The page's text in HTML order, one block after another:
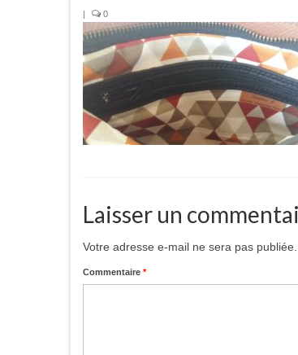
| 0
Laisser un
Votre adresse e-mail ne sera pas publiée.
Commentaire *